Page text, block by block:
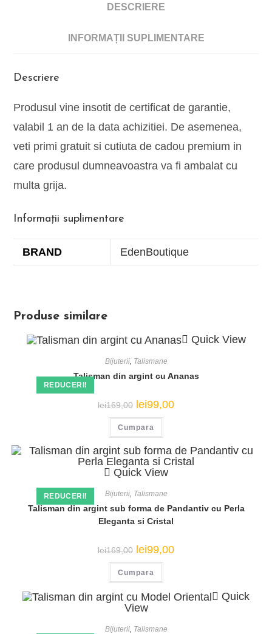
DESCRIERE
INFORMAȚII SUPLIMENTARE
Descriere
Produsul vine insotit de certificat de garantie,
valabil 1 an de la data achizitiei. De asemenea,
veti primi gratuit si cutiuta de cadou premium in
care produsul dumneavoastra va fi ambalat cu
multa grija.
Informații suplimentare
BRAND EdenBoutique
Produse similare
REDUCERI!
Quick View
Bijuterii, Talismane
Talisman din argint cu Ananas
lei169,00 Prețul
inițial
a
fost:
lei169,00.
lei99,00Prețul
Cumpara
REDUCERI!
Quick View
Bijuterii, Talismane
Talisman din argint sub forma de Pandantiv cu Perla
Eleganta si Cristal
lei169,00 Prețul
inițial
a
fost:
lei169,00.
lei99,00Prețul
Cumpara
Quick
View
Bijuterii, Talismane